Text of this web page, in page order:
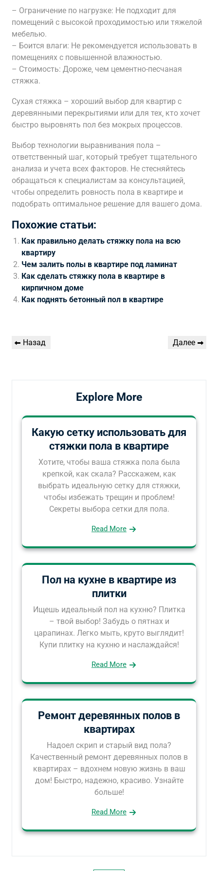
– Ограничение по нагрузке: Не подходит для
помещений с высокой проходимостью или тяжелой
мебелью.
– Боится влаги: Не рекомендуется использовать в
помещениях с повышенной влажностью.
– Стоимость: Дороже‚ чем цементно-песчаная
стяжка.
Сухая стяжка – хороший выбор для квартир с
деревянными перекрытиями или для тех‚ кто хочет
быстро выровнять пол без мокрых процессов.
Выбор технологии выравнивания пола –
ответственный шаг‚ который требует тщательного
анализа и учета всех факторов. Не стесняйтесь
обращаться к специалистам за консультацией‚
чтобы определить ровность пола в квартире и
подобрать оптимальное решение для вашего дома.
Похожие статьи:
Как правильно делать стяжку пола на всю
квартиру
Чем залить полы в квартире под ламинат
Как сделать стяжку пола в квартире в
кирпичном доме
Как поднять бетонный пол в квартире
Навигация
Предыдущая
Назад
Следующая
Далее
Explore More
Какую сетку использовать для
стяжки пола в квартире
Хотите, чтобы ваша стяжка пола была
крепкой, как скала? Расскажем, как
выбрать идеальную сетку для стяжки,
чтобы избежать трещин и проблем!
Секреты выбора сетки для пола.
Read More
Пол на кухне в квартире из
плитки
Ищешь идеальный пол на кухню? Плитка
– твой выбор! Забудь о пятнах и
царапинах. Легко мыть, круто выглядит!
Купи плитку на кухню и наслаждайся!
Read More
Ремонт деревянных полов в
квартирах
Надоел скрип и старый вид пола?
Качественный ремонт деревянных полов в
квартирах – вдохнем новую жизнь в ваш
дом! Быстро, надежно, красиво. Узнайте
больше!
Read More